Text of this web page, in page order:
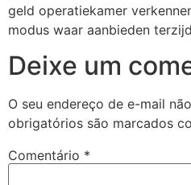
geld operatiekamer
modus waar aanbieden
Deixe um
O seu endereço de e-mail
obrigatórios são marcados
Comentário *